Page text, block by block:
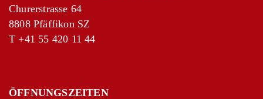
Churerstrasse 64
8808 Pfäffikon SZ
T +41 55 420 11 44
ÖFFNUNGSZEITEN